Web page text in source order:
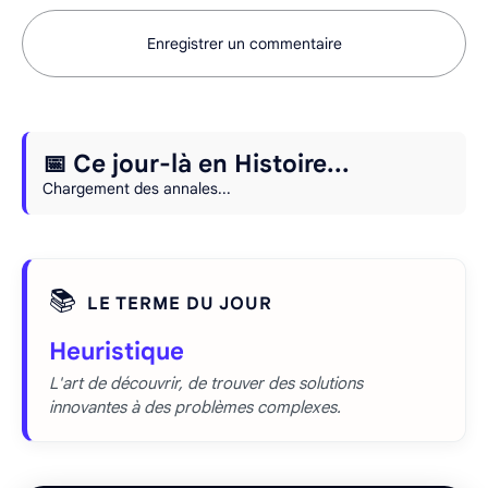
Enregistrer un commentaire
📅 Ce jour-là en Histoire...
Chargement des annales...
📚 LE TERME DU JOUR
Heuristique
L'art de découvrir, de trouver des solutions
innovantes à des problèmes complexes.